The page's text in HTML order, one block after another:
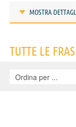
MOSTRA
TUTTE LE